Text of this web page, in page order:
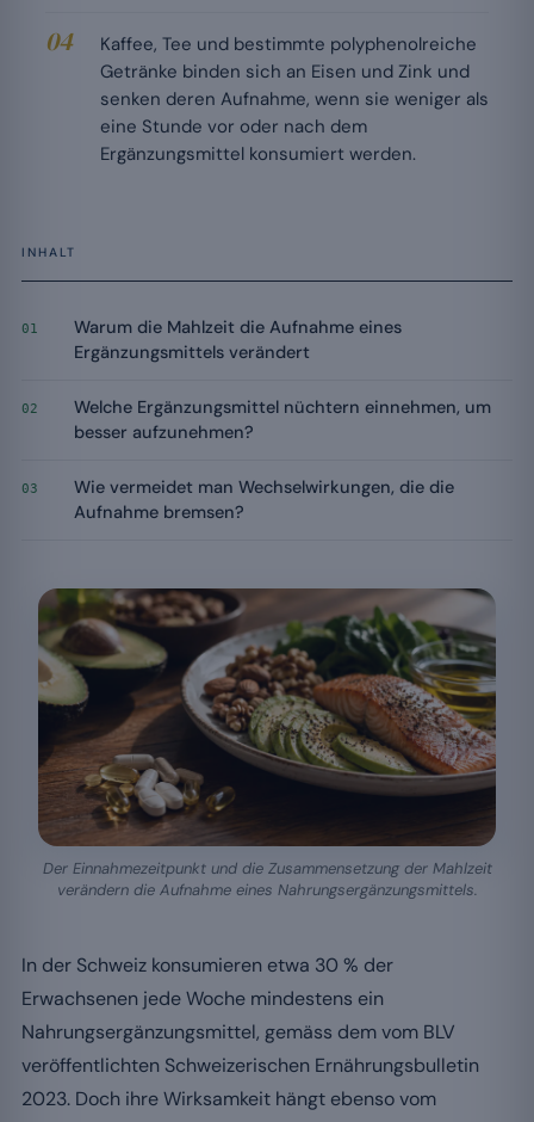
Kaffee, Tee und bestimmte polyphenolreiche
Getränke binden sich an Eisen und Zink und
senken deren Aufnahme, wenn sie weniger als
eine Stunde vor oder nach dem
Ergänzungsmittel konsumiert werden.
INHALT
01
Warum die Mahlzeit die Aufnahme eines
Ergänzungsmittels verändert
02
Welche Ergänzungsmittel nüchtern einnehmen, um
besser aufzunehmen?
03
Wie vermeidet man Wechselwirkungen, die die
Aufnahme bremsen?
Der Einnahmezeitpunkt und die Zusammensetzung der Mahlzeit
verändern die Aufnahme eines Nahrungsergänzungsmittels.
In der Schweiz konsumieren etwa 30 % der
Erwachsenen jede Woche mindestens ein
Nahrungsergänzungsmittel, gemäss dem vom BLV
veröffentlichten Schweizerischen Ernährungsbulletin
2023. Doch ihre Wirksamkeit hängt ebenso vom